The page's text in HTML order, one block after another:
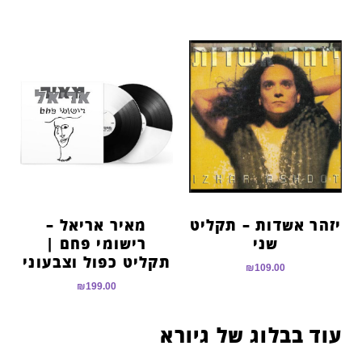
יזהר אשדות – תקליט
שני
₪109.00
מאיר אריאל –
רישומי פחם |
תקליט כפול וצבעוני
₪199.00
עוד בבלוג של גיורא